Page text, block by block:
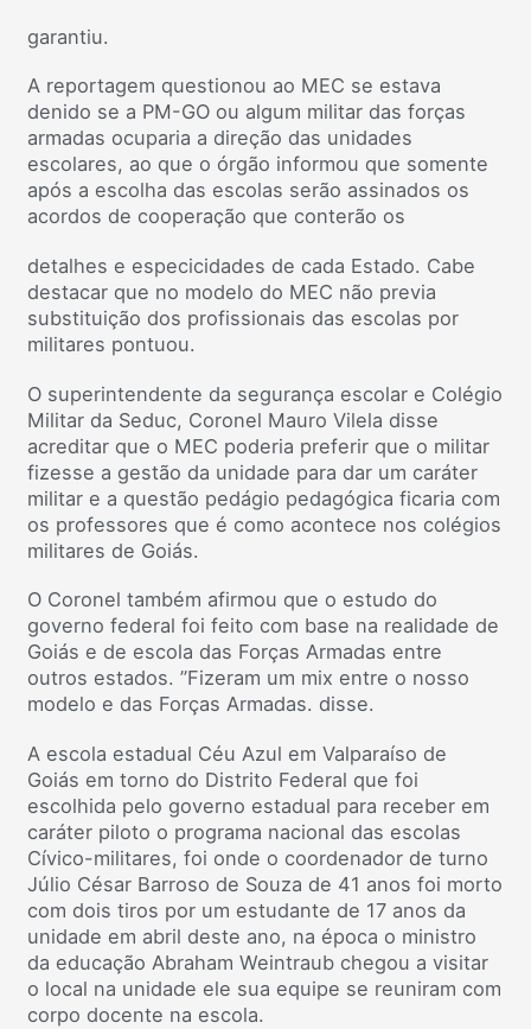
garantiu.
A reportagem questionou ao MEC se estava
denido se a PM-GO ou algum militar das forças
armadas ocuparia a direção das unidades
escolares, ao que o órgão informou que somente
após a escolha das escolas serão assinados os
acordos de cooperação que conterão os
detalhes e especicidades de cada Estado. Cabe
destacar que no modelo do MEC não previa
substituição dos profissionais das escolas por
militares pontuou.
O superintendente da segurança escolar e Colégio
Militar da Seduc, Coronel Mauro Vilela disse
acreditar que o MEC poderia preferir que o militar
fizesse a gestão da unidade para dar um caráter
militar e a questão pedágio pedagógica ficaria com
os professores que é como acontece nos colégios
militares de Goiás.
O Coronel também afirmou que o estudo do
governo federal foi feito com base na realidade de
Goiás e de escola das Forças Armadas entre
outros estados. ”Fizeram um mix entre o nosso
modelo e das Forças Armadas. disse.
A escola estadual Céu Azul em Valparaíso de
Goiás em torno do Distrito Federal que foi
escolhida pelo governo estadual para receber em
caráter piloto o programa nacional das escolas
Cívico-militares, foi onde o coordenador de turno
Júlio César Barroso de Souza de 41 anos foi morto
com dois tiros por um estudante de 17 anos da
unidade em abril deste ano, na época o ministro
da educação Abraham Weintraub chegou a visitar
o local na unidade ele sua equipe se reuniram com
corpo docente na escola.